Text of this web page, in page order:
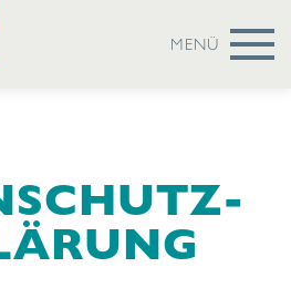
MENÜ